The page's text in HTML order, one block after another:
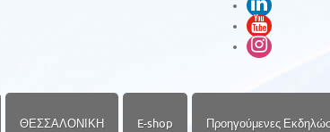
ΘΕΣΣΑΛΟΝΙΚΗ E-shop Προηγούμενες